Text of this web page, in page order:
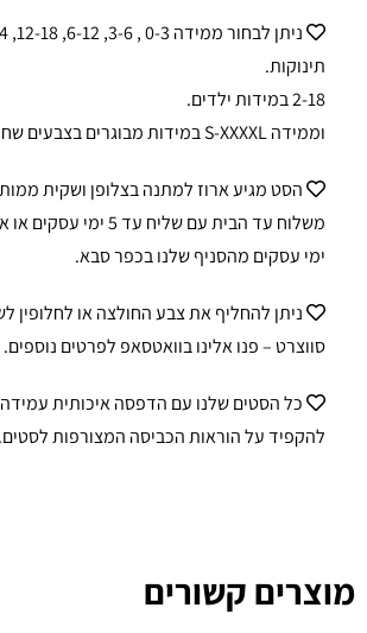
תינוקות.
2-18 במידות ילדים.
וממידה S-XXXXL במידות מבוגרים בצבעים שחור ולבן.
הסט מגיע ארוז למתנה בצלופן ושקית
ימי עסקים מהסניף שלנו בכפר סבא.
ניתן להחליף את צבע החולצה או לחלופין
סווצרט – פנו אלינו בוואטסאפ לפרטים נוספים.
כל הסטים שלנו עם הדפסה איכותית
להקפיד על הוראות הכביסה המצורפות לסטים.
מוצרים קשורים